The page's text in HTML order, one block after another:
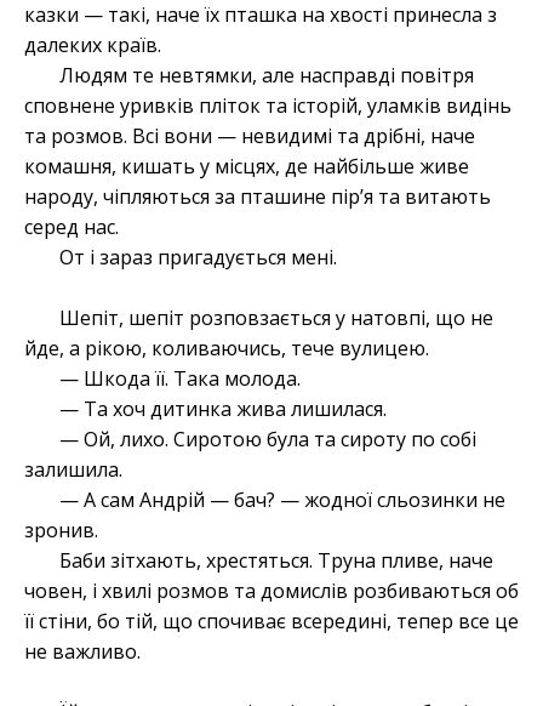
казки — такі, наче їх пташка на хвості принесла з
далеких країв.
Людям те невтямки, але насправді повітря
сповнене уривків пліток та історій, уламків видінь
та розмов. Всі вони — невидимі та дрібні, наче
комашня, кишать у місцях, де найбільше живе
народу, чіпляються за пташине пір’я та витають
серед нас.
От і зараз пригадується мені.
Шепіт, шепіт розповзається у натовпі, що не
йде, а рікою, коливаючись, тече вулицею.
— Шкода її. Така молода.
— Та хоч дитинка жива лишилася.
— Ой, лихо. Сиротою була та сироту по собі
залишила.
— А сам Андрій — бач? — жодної сльозинки не
зронив.
Баби зітхають, хрестяться. Труна пливе, наче
човен, і хвилі розмов та домислів розбиваються об
її стіни, бо тій, що спочиває всередині, тепер все це
не важливо.